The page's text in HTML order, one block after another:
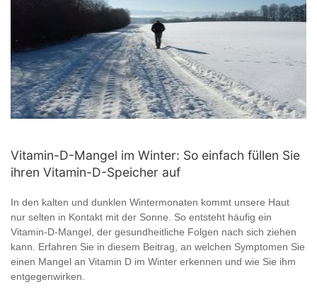
Vitamin-D-Mangel im Winter: So einfach füllen Sie
ihren Vitamin-D-Speicher auf
In den kalten und dunklen Wintermonaten kommt unsere Haut
nur selten in Kontakt mit der Sonne. So entsteht häufig ein
Vitamin-D-Mangel, der gesundheitliche Folgen nach sich ziehen
kann. Erfahren Sie in diesem Beitrag, an welchen Symptomen Sie
einen Mangel an Vitamin D im Winter erkennen und wie Sie ihm
entgegenwirken.